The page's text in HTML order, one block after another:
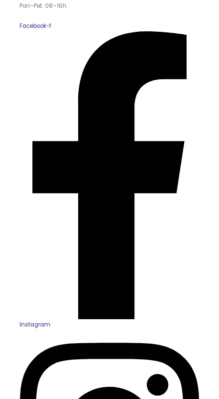
Pon–Pet: 08–16h
Facebook-f
Instagram